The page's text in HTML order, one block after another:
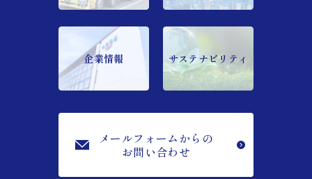
企業情報 サステナビリティ
メールフォームからの
お問い合わせ